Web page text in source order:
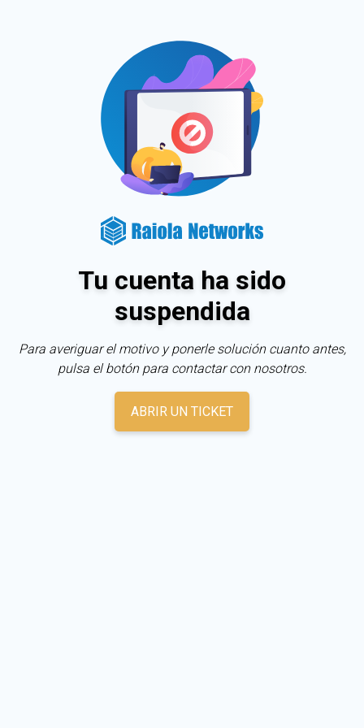
Tu cuenta ha sido
suspendida
Para averiguar el motivo y ponerle solución cuanto antes,
pulsa el botón para contactar con nosotros.
ABRIR UN TICKET